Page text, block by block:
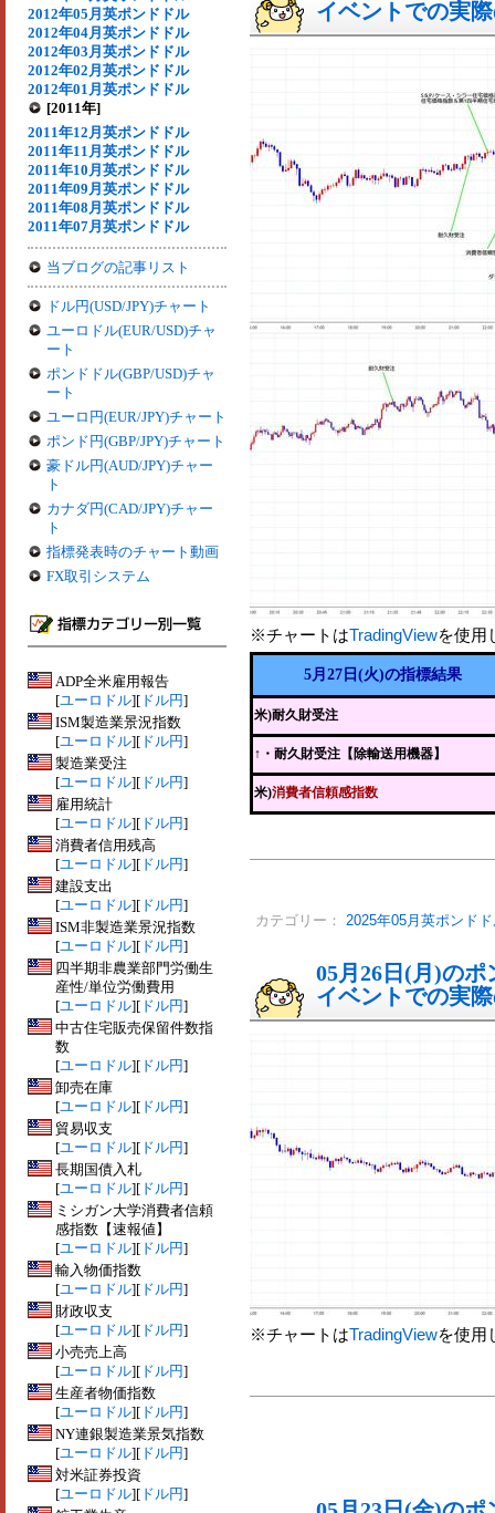
2012年05月英ポンドドル
2012年04月英ポンドドル
2012年03月英ポンドドル
2012年02月英ポンドドル
2012年01月英ポンドドル
[2011年]
2011年12月英ポンドドル
2011年11月英ポンドドル
2011年10月英ポンドドル
2011年09月英ポンドドル
2011年08月英ポンドドル
2011年07月英ポンドドル
当ブログの記事リスト
ドル円(USD/JPY)チャート
ユーロドル(EUR/USD)チャ
ート
ポンドドル(GBP/USD)チャ
ート
ユーロ円(EUR/JPY)チャート
ポンド円(GBP/JPY)チャート
豪ドル円(AUD/JPY)チャー
ト
カナダ円(CAD/JPY)チャー
ト
指標発表時のチャート動画
FX取引システム
ADP全米雇用報告
[ユーロドル][ ドル円]
ISM製造業景況指数
[ユーロドル][ ドル円]
製造業受注
[ユーロドル][ ドル円]
雇用統計
[ユーロドル][ ドル円]
消費者信用残高
[ユーロドル][ ドル円]
建設支出
[ユーロドル][ ドル円]
ISM非製造業景況指数
[ユーロドル][ ドル円]
四半期非農業部門労働生
産性/単位労働費用
[ユーロドル][ ドル円]
中古住宅販売保留件数指
数
[ユーロドル][ ドル円]
卸売在庫
[ユーロドル][ ドル円]
貿易収支
[ユーロドル][ ドル円]
長期国債入札
[ユーロドル][ ドル円]
ミシガン大学消費者信頼
感指数【速報値】
[ユーロドル][ ドル円]
輸入物価指数
[ユーロドル][ ドル円]
財政収支
[ユーロドル][ ドル円]
小売売上高
[ユーロドル][ ドル円]
生産者物価指数
[ユーロドル][ ドル円]
NY連銀製造業景気指数
[ユーロドル][ ドル円]
対米証券投資
[ユーロドル][ ドル円]
イベントでの実
※チャートはTradingViewを使用
5月27日(火)の指標結果
米)耐久財受注
↑ ・耐久財受注【除輸送用機器】
米)消費者信頼感指数
カテゴリー： 2025年05月英ポンド
05月26日(月)の
イベントでの実
※チャートはTradingViewを使用